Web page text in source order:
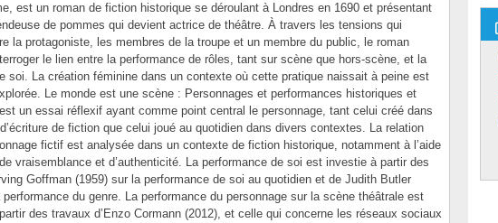
est un roman de fiction historique se déroulant à Londres en 1690 et présentant
de pommes qui devient actrice de théâtre. À travers les tensions qui
la protagoniste, les membres de la troupe et un membre du public, le roman
le lien entre la performance de rôles, tant sur scène que hors-scène, et la
soi. La création féminine dans un contexte où cette pratique naissait à peine est
Le monde est une scène : Personnages et performances historiques et
un essai réflexif ayant comme point central le personnage, tant celui créé dans
de fiction que celui joué au quotidien dans divers contextes. La relation
fictif est analysée dans un contexte de fiction historique, notamment à l’aide
vraisemblance et d’authenticité. La performance de soi est investie à partir des
Goffman (1959) sur la performance de soi au quotidien et de Judith Butler
performance du genre. La performance du personnage sur la scène théâtrale est
des travaux d’Enzo Cormann (2012), et celle qui concerne les réseaux sociaux